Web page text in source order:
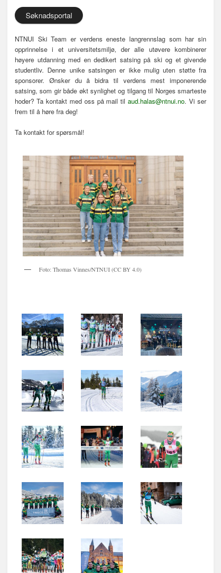
Søknadsportal
NTNUI Ski Team er verdens eneste langrennslag som har sin
opprinnelse i et universitetsmiljø, der alle utøvere kombinerer
høyere utdanning med en dedikert satsing på ski og et givende
studentliv. Denne unike satsingen er ikke mulig uten støtte fra
sponsorer. Ønsker du å bidra til verdens mest imponerende
satsing, som gir både økt synlighet og tilgang til Norges smarteste
hoder? Ta kontakt med oss på mail tilaud.halas@ntnui.no. Vi ser
frem til å høre fra deg!
Ta kontakt for spørsmål!
Foto: Thomas Vinnes/NTNUI (CC BY 4.0)